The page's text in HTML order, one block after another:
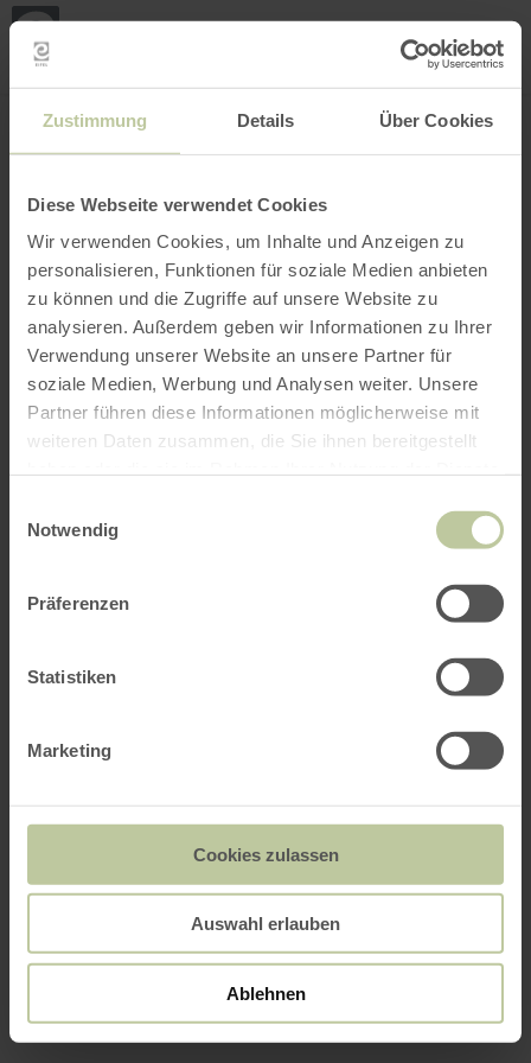
Zustimmung Details Über Cookies
Diese Webseite verwendet Cookies
Wir verwenden Cookies, um Inhalte und Anzeigen zu
personalisieren, Funktionen für soziale Medien anbieten
zu können und die Zugriffe auf unsere Website zu
analysieren. Außerdem geben wir Informationen zu Ihrer
Verwendung unserer Website an unsere Partner für
soziale Medien, Werbung und Analysen weiter. Unsere
Partner führen diese Informationen möglicherweise mit
weiteren Daten zusammen, die Sie ihnen bereitgestellt
Notwendig
Präferenzen
Statistiken
Marketing
Cookies zulassen
Auswahl erlauben
Ablehnen
INTERAKTIVE KARTE
Filter öffnen